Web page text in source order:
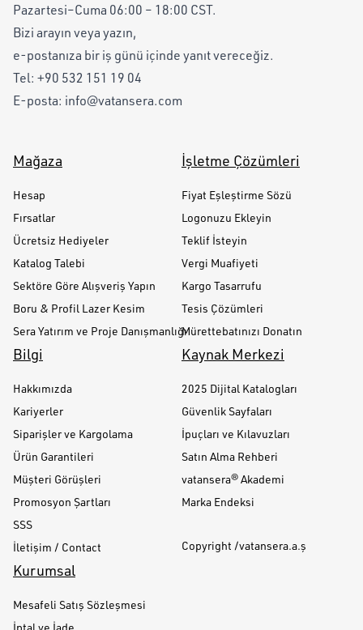
Pazartesi–Cuma 06:00 – 18:00 CST.
Bizi arayın veya yazın,
e-postanıza bir iş günü içinde yanıt vereceğiz.
Tel: +90 532 151 19 04
E-posta: info@vatansera.com
Mağaza
Hesap
Fırsatlar
Ücretsiz Hediyeler
Katalog Talebi
Sektöre Göre Alışveriş Yapın
Boru & Profil Lazer Kesim
Sera Yatırım ve Proje Danışmanlığı
İşletme Çözümleri
Fiyat Eşleştirme Sözü
Logonuzu Ekleyin
Teklif İsteyin
Vergi Muafiyeti
Kargo Tasarrufu
Tesis Çözümleri
Mürettebatınızı Donatın
Bilgi
Hakkımızda
Kariyerler
Siparişler ve Kargolama
Ürün Garantileri
Müşteri Görüşleri
Promosyon Şartları
SSS
İletişim / Contact
Kaynak Merkezi
2025 Dijital Katalogları
Güvenlik Sayfaları
İpuçları ve Kılavuzları
Satın Alma Rehberi
vatansera® Akademi
Marka Endeksi
Copyright /vatansera.a.ş
Kurumsal
Mesafeli Satış Sözleşmesi
İptal ve İade